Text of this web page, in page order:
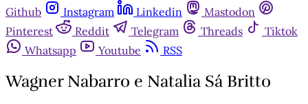
Github
Instagram Linkedin
Mastodon
Pinterest
Reddit Telegram Threads
Tiktok
Whatsapp
Youtube RSS
Wagner Nabarro e Natalia Sá Britto